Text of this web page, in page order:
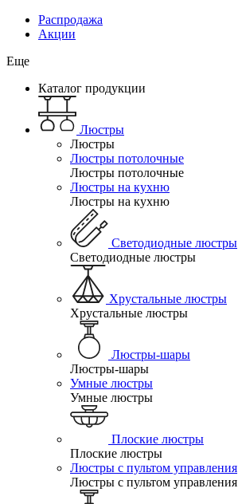
Распродажа
Акции
Еще
Каталог продукции
Люстры
Люстры
Люстры потолочные
Люстры потолочные
Люстры на кухню
Люстры на кухню
Светодиодные люстры
Светодиодные люстры
Хрустальные люстры
Хрустальные люстры
Люстры-шары
Люстры-шары
Умные люстры
Умные люстры
Плоские люстры
Плоские люстры
Люстры с пультом управления
Люстры с пультом управления